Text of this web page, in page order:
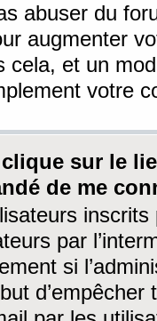
abuser du
augmenter
cela, et un
votre
sur le
de me
par
si